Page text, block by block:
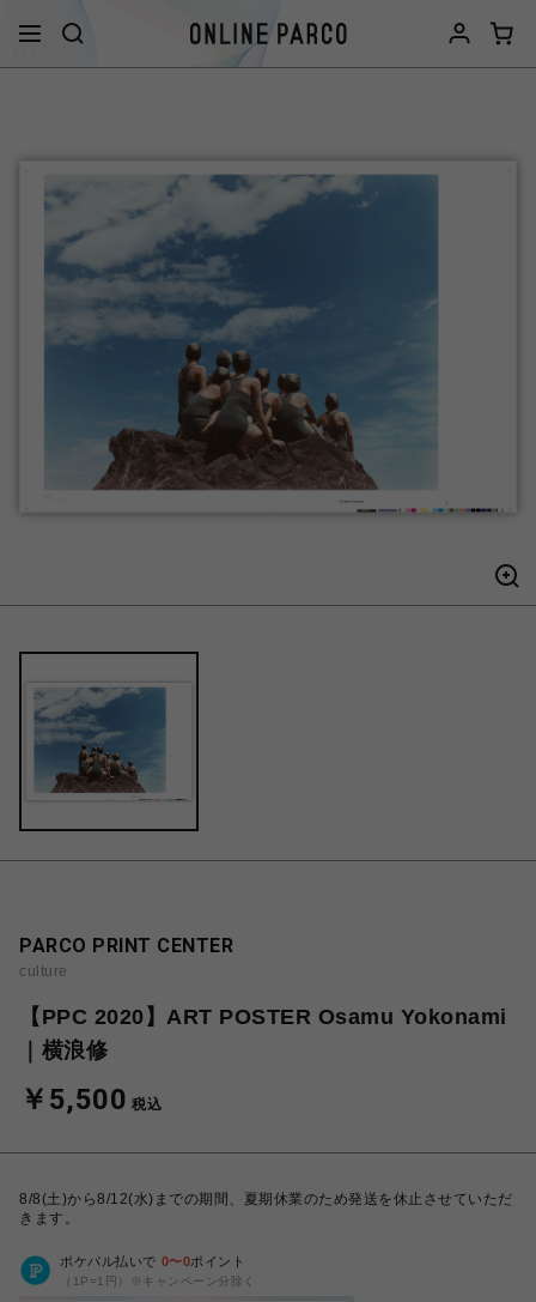
PARCO PRINT CENTER
culture
【PPC 2020】ART POSTER Osamu Yokonami
｜横浪修
￥5,500 税込
8/8(土)から8/12(水)までの期間、夏期休業のため発送を休止させていただ
きます。
ポケパル払いで 0〜0ポイント
（1P=1円）※キャンペーン分除く